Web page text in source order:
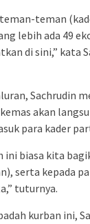
teman-teman
lebih ada 49
di sini,” kata
Sachrudin
akan
para kader
ini biasa kita
serta kepada
tuturnya.
kurban ini,